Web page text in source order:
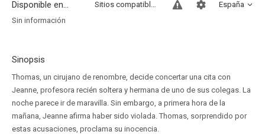
Disponible en... España
Sitios compatibles
Sin información
Sinopsis
Thomas, un cirujano de renombre, decide concertar una cita con
Jeanne, profesora recién soltera y hermana de uno de sus colegas. La
noche parece ir de maravilla. Sin embargo, a primera hora de la
mañana, Jeanne afirma haber sido violada. Thomas, sorprendido por
estas acusaciones, proclama su inocencia.